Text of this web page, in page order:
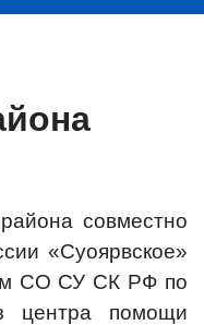
совместно
«Суоярвское»
СО СУ СК РФ по
центра помощи